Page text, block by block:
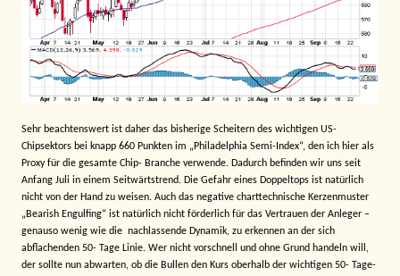
Sehr beachtenswert ist daher das bisherige Scheitern des wichtigen US-
Chipsektors bei knapp 660 Punkten im „Philadelphia Semi-Index“, den ich hier als
Proxy für die gesamte Chip- Branche verwende. Dadurch befinden wir uns seit
Anfang Juli in einem Seitwärtstrend. Die Gefahr eines Doppeltops ist natürlich
nicht von der Hand zu weisen. Auch das negative charttechnische Kerzenmuster
„Bearish Engulfing“ ist natürlich nicht förderlich für das Vertrauen der Anleger –
genauso wenig wie die nachlassende Dynamik, zu erkennen an der sich
abflachenden 50- Tage Linie. Wer nicht vorschnell und ohne Grund handeln will,
der sollte nun abwarten, ob die Bullen den Kurs oberhalb der wichtigen 50- Tage-